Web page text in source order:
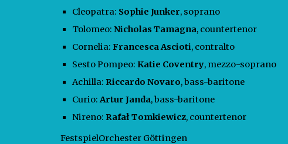
Cleopatra: Sophie Junker, soprano
Tolomeo: Nicholas Tamagna, countertenor
Cornelia: Francesca Ascioti, contralto
Sesto Pompeo: Katie Coventry, mezzo-soprano
Achilla: Riccardo Novaro, bass-baritone
Curio:Artur Janda, bass-baritone
Nireno: Rafał Tomkiewicz, countertenor
FestspielOrchester Göttingen